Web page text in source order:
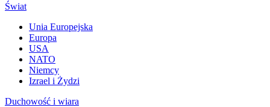
Świat
Unia Europejska
Europa
USA
NATO
Niemcy
Izrael i Żydzi
Duchowość i wiara